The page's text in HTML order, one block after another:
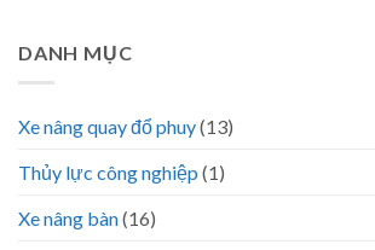
DANH MỤC
Xe nâng quay đổ phuy(13)
Thủy lực công nghiệp (1)
Xe nâng bàn(16)